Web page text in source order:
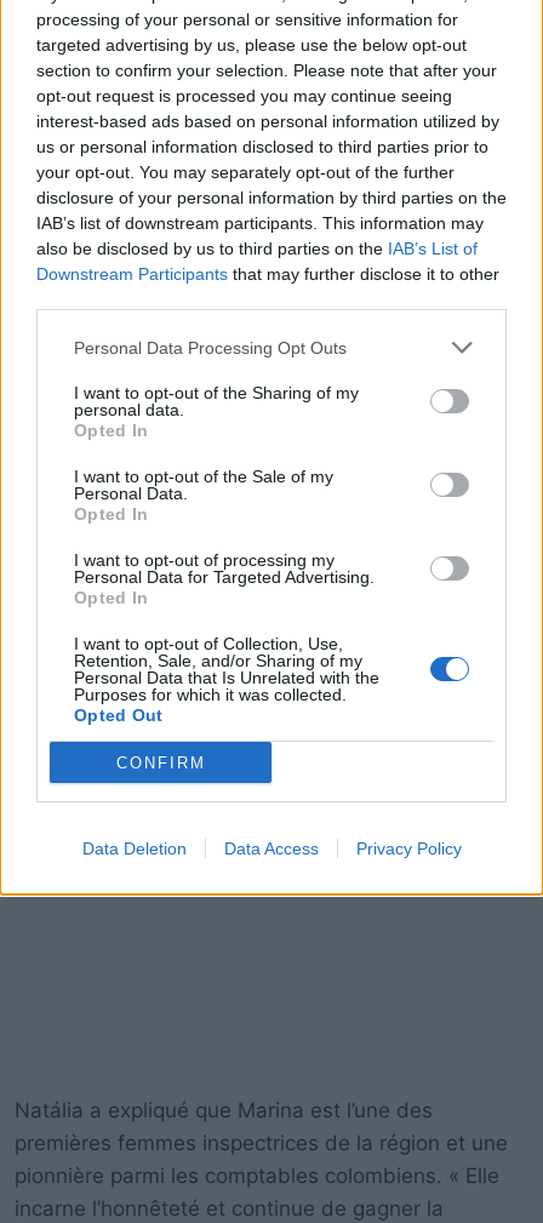
processing of your personal or sensitive information for
targeted advertising by us, please use the below opt-out
section to confirm your selection. Please note that after your
opt-out request is processed you may continue seeing
interest-based ads based on personal information utilized by
us or personal information disclosed to third parties prior to
your opt-out. You may separately opt-out of the further
disclosure of your personal information by third parties on the
IAB’s list of downstream participants. This information may
also be disclosed by us to third parties on the IAB’s List of
Downstream Participants that may further disclose it to other
Personal Data Processing Opt Outs
I want to opt-out of the Sharing of my
personal data.
Opted In
I want to opt-out of the Sale of my
Personal Data.
Opted In
I want to opt-out of processing my
Personal Data for Targeted Advertising.
Opted In
I want to opt-out of Collection, Use,
Retention, Sale, and/or Sharing of my
Personal Data that Is Unrelated with the
Purposes for which it was collected.
Opted Out
CONFIRM
Data Deletion Data Access Privacy Policy
Cette publication a généré une vague de réactions
en ligne, oscillant entre admiration et critique.
Certains louent son dévouement, tandis que
d’autres estiment qu’il serait temps pour elle de se
reposer et de laisser place aux jeunes talents. Face
à ces critiques, Natália a défendu sa grand-tante en
soulignant ses contributions uniques au domaine de
la comptabilité.
Réponse aux Critiques :
Natália a expliqué que Marina est l’une des
premières femmes inspectrices de la région et une
pionnière parmi les comptables colombiens. « Elle
incarne l’honnêteté et continue de gagner la